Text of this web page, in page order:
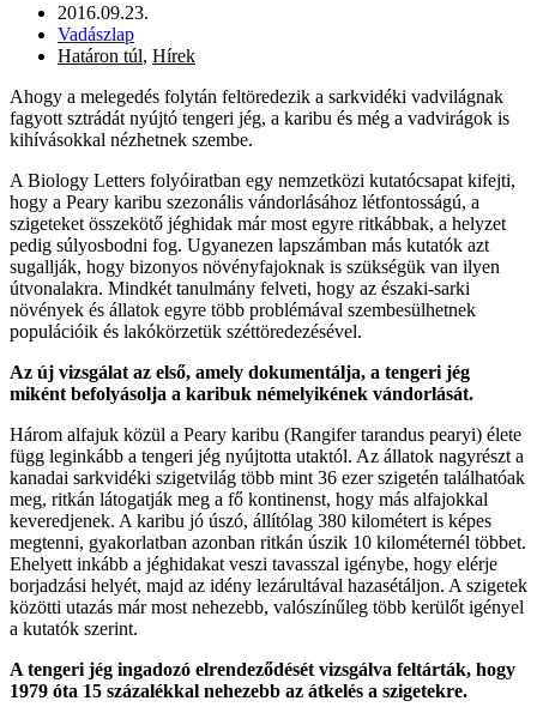
2016.09.23.
Vadászlap
Határon túl, Hírek
Ahogy a melegedés folytán feltöredezik a sarkvidéki vadvilágnak
fagyott sztrádát nyújtó tengeri jég, a karibu és még a vadvirágok is
kihívásokkal nézhetnek szembe.
A Biology Letters folyóiratban egy nemzetközi kutatócsapat kifejti,
hogy a Peary karibu szezonális vándorlásához létfontosságú, a
szigeteket összekötő jéghidak már most egyre ritkábbak, a helyzet
pedig súlyosbodni fog. Ugyanezen lapszámban más kutatók azt
sugallják, hogy bizonyos növényfajoknak is szükségük van ilyen
útvonalakra. Mindkét tanulmány felveti, hogy az északi-sarki
növények és állatok egyre több problémával szembesülhetnek
populációik és lakókörzetük széttöredezésével.
Az új vizsgálat az első, amely dokumentálja, a tengeri jég
miként befolyásolja a karibuk némelyikének vándorlását.
Három alfajuk közül a Peary karibu (Rangifer tarandus pearyi) élete
függ leginkább a tengeri jég nyújtotta utaktól. Az állatok nagyrészt a
kanadai sarkvidéki szigetvilág több mint 36 ezer szigetén találhatóak
meg, ritkán látogatják meg a fő kontinenst, hogy más alfajokkal
keveredjenek. A karibu jó úszó, állítólag 380 kilométert is képes
megtenni, gyakorlatban azonban ritkán úszik 10 kilométernél többet.
Ehelyett inkább a jéghidakat veszi tavasszal igénybe, hogy elérje
borjadzási helyét, majd az idény lezárultával hazasétáljon. A szigetek
közötti utazás már most nehezebb, valószínűleg több kerülőt igényel
a kutatók szerint.
A tengeri jég ingadozó elrendeződését vizsgálva feltárták, hogy
1979 óta 15 százalékkal nehezebb az átkelés a szigetekre.